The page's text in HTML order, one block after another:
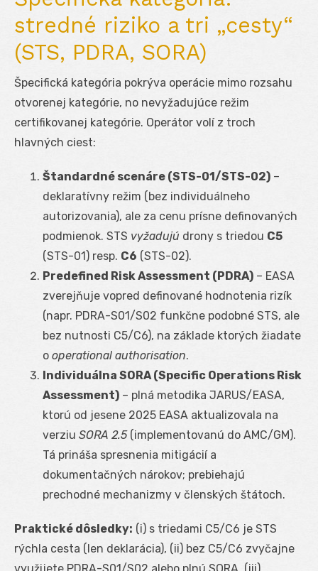
stredné riziko a tri „cesty“
(STS, PDRA, SORA)
Špecifická kategória pokrýva operácie mimo rozsahu
otvorenej kategórie, no nevyžadujúce režim
certifikovanej kategórie. Operátor volí z troch
hlavných ciest:
Štandardné scenáre (STS-01/STS-02) –
deklaratívny režim (bez individuálneho
autorizovania), ale za cenu prísne definovaných
podmienok. STS vyžadujú drony s triedou C5
(STS-01) resp. C6 (STS-02).
Predefined Risk Assessment (PDRA) – EASA
zverejňuje vopred definované hodnotenia rizík
(napr. PDRA-S01/S02 funkčne podobné STS, ale
bez nutnosti C5/C6), na základe ktorých žiadate
o operational authorisation.
Individuálna SORA (Specific Operations Risk
Assessment) – plná metodika JARUS/EASA,
ktorú od jesene 2025 EASA aktualizovala na
verziu SORA 2.5(implementovanú do AMC/GM).
Tá prináša spresnenia mitigácií a
dokumentačných nárokov; prebiehajú
prechodné mechanizmy v členských štátoch.
Praktické dôsledky: (i) s triedami C5/C6 je STS
rýchla cesta (len deklarácia), (ii) bez C5/C6 zvyčajne